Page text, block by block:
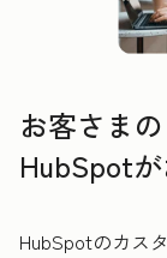
お客さま
HubSpot
HubSpotのカス